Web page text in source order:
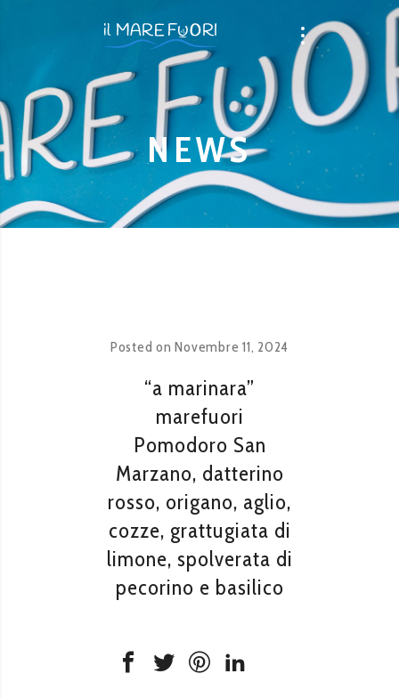
NEWS
Posted onNovembre 11, 2024
“a marinara”
marefuori
Pomodoro San
Marzano, datterino
rosso, origano, aglio,
cozze, grattugiata di
limone, spolverata di
pecorino e basilico